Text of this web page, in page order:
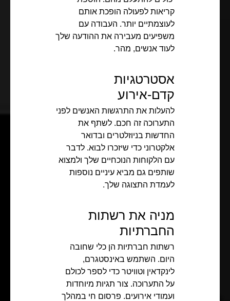
קריאות לפעולה הופכת אותם
לעוצמתיים יותר. העבודה עם
משפיעים מעבירה את ההודעה שלך
לעוד אנשים, מהר.
אסטרטגיות
קדם-אירוע
להעלות את התרגשות האנשים לפני
התערוכה זה חכם. לשתף את
החדשות בניוזלטרים ובדואר
אלקטרוני כדי שיזכרו לבוא. לדבר
עם הלקוחות הנוכחיים שלך ולמצוא
שותפים גם מביא עיניים נוספות
לעמדת התצוגה שלך.
מניה את רשתות
החברתיות
רשתות חברתיות הן כלי שחובה
היום. השתמש באינסטגרם,
לינקדאין וטוויטר כדי לספר לכולם
על התערוכה. צור תגיות מיוחדות
ועמודי אירועים. פרסום חי במהלך